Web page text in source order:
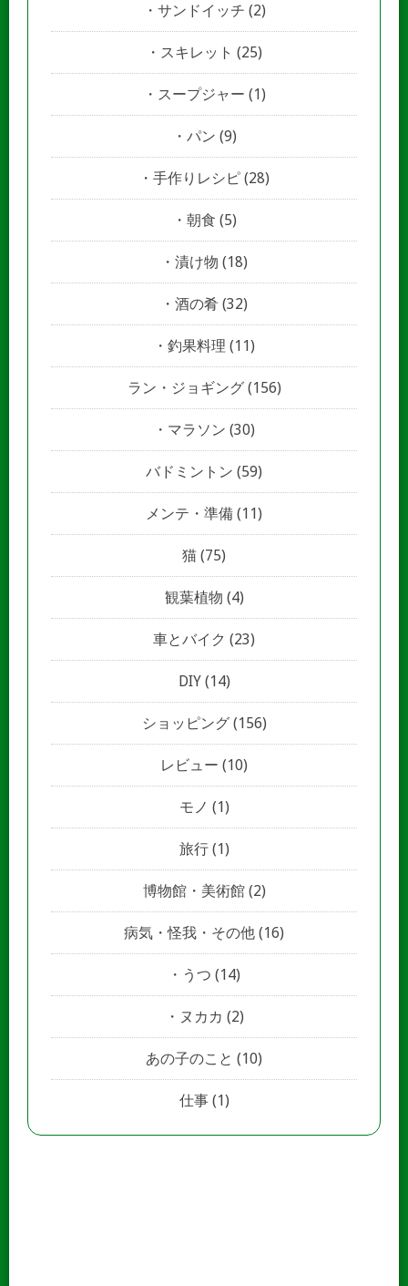
サンドイッチ (2)
スキレット (25)
スープジャー (1)
パン (9)
手作りレシピ (28)
朝食 (5)
漬け物 (18)
酒の肴 (32)
釣果料理 (11)
ラン・ジョギング(156)
マラソン (30)
バドミントン (59)
メンテ・準備 (11)
猫 (75)
観葉植物 (4)
車とバイク (23)
DIY(14)
ショッピング(156)
レビュー (10)
モノ (1)
旅行(1)
博物館・美術館(2)
病気・怪我・その他 (16)
うつ (14)
ヌカカ (2)
あの子のこと (10)
仕事(1)